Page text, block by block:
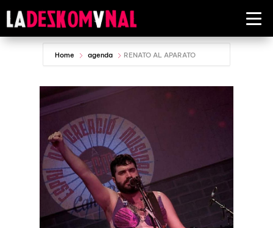
Home agenda RENATO AL APARATO